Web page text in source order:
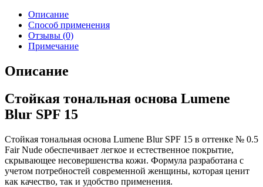
Описание
Способ применения
Отзывы (0)
Примечание
Описание
Стойкая тональная основа Lumene
Blur SPF 15
Стойкая тональная основа Lumene Blur SPF 15 в оттенке № 0.5
Fair Nude обеспечивает легкое и естественное покрытие,
скрывающее несовершенства кожи. Формула разработана с
учетом потребностей современной женщины, которая ценит
как качество, так и удобство применения.